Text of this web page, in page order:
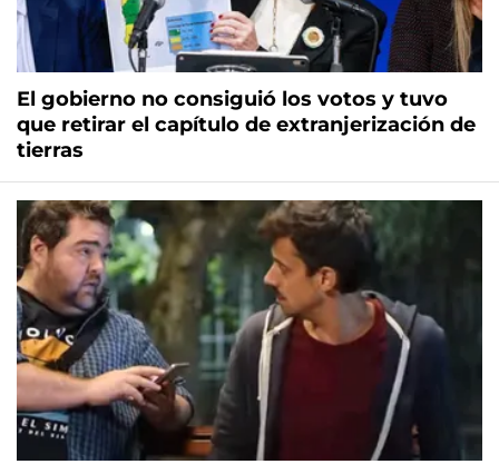
El gobierno no consiguió los votos y tuvo
que retirar el capítulo de extranjerización de
tierras